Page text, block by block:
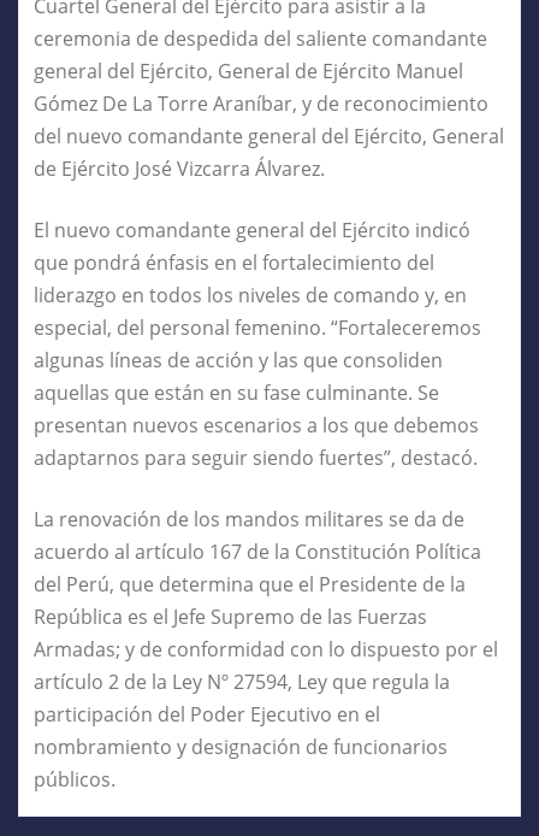
Cuartel General del Ejército para asistir a la
ceremonia de despedida del saliente comandante
general del Ejército, General de Ejército Manuel
Gómez De La Torre Araníbar, y de reconocimiento
del nuevo comandante general del Ejército, General
de Ejército José Vizcarra Álvarez.
El nuevo comandante general del Ejército indicó
que pondrá énfasis en el fortalecimiento del
liderazgo en todos los niveles de comando y, en
especial, del personal femenino. “Fortaleceremos
algunas líneas de acción y las que consoliden
aquellas que están en su fase culminante. Se
presentan nuevos escenarios a los que debemos
adaptarnos para seguir siendo fuertes”, destacó.
La renovación de los mandos militares se da de
acuerdo al artículo 167 de la Constitución Política
del Perú, que determina que el Presidente de la
República es el Jefe Supremo de las Fuerzas
Armadas; y de conformidad con lo dispuesto por el
artículo 2 de la Ley Nº 27594, Ley que regula la
participación del Poder Ejecutivo en el
nombramiento y designación de funcionarios
públicos.